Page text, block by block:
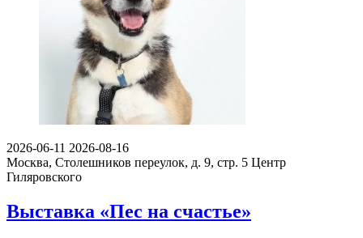
2026-06-11 2026-08-16
Москва, Столешников переулок, д. 9, стр. 5 Центр
Гиляровского
Выставка «Пес на счастье»